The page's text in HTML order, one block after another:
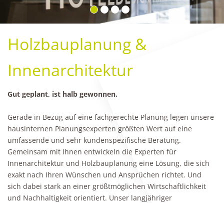
Holzbauplanung &
Innenarchitektur
Gut geplant, ist halb gewonnen.
Gerade in Bezug auf eine fachgerechte Planung legen unsere
hausinternen Planungsexperten größten Wert auf eine
umfassende und sehr kundenspezifische Beratung.
Gemeinsam mit Ihnen entwickeln die Experten für
Innenarchitektur und Holzbauplanung eine Lösung, die sich
exakt nach Ihren Wünschen und Ansprüchen richtet. Und
sich dabei stark an einer größtmöglichen Wirtschaftlichkeit
und Nachhaltigkeit orientiert. Unser langjähriger